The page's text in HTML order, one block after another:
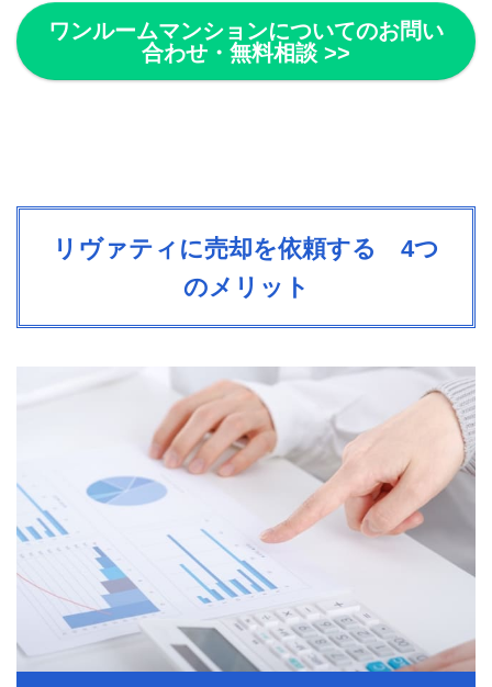
ワンルームマンションについてのお問い
合わせ・無料相談 >>
リヴァティに売却を依頼する 4つ
のメリット